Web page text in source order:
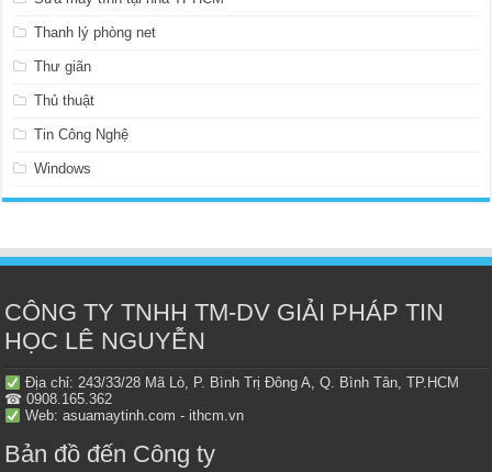
Thanh lý phòng net
Thư giãn
Thủ thuật
Tin Công Nghệ
Windows
CÔNG TY TNHH TM-DV GIẢI PHÁP TIN
HỌC LÊ NGUYỄN
Địa chỉ: 243/33/28 Mã Lò, P. Bình Trị Đông A, Q. Bình Tân, TP.HCM
☎ 0908.165.362
Web: asuamaytinh.com - ithcm.vn
Bản đồ đến Công ty